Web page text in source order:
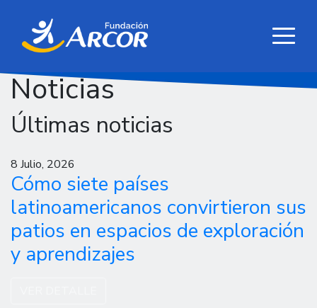
Noticias
Últimas noticias
8 Julio, 2026
Cómo siete países
latinoamericanos convirtieron sus
patios en espacios de exploración
y aprendizajes